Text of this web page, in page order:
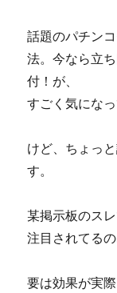
話題のパチン
法。今なら立
付！が、
すごく気になっ
けど、ちょっ
す。
某掲示板のス
注目されてるの
要は効果が実